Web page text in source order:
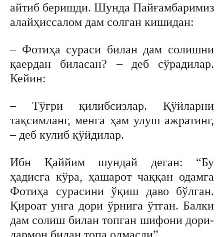
айтиб беришди. Шунда Пайғамбаримиз
алайҳиссалом дам солган кишидан:
– Фотиҳа сураси билан дам солишни
қаердан биласан? – деб сўрадилар.
Кейин:
– Тўғри қилибсизлар. Қўйларни
тақсимланг, менга ҳам улуш ажратинг,
– деб кулиб қўйдилар.
Ибн Қаййим шундай деган: “Бу
ҳадисга кўра, ҳашарот чаққан одамга
Фотиҳа сурасини ўқиш даво бўлган.
Қироат унга дори ўрнига ўтган. Балки
дам солиш билан топган шифони дори-